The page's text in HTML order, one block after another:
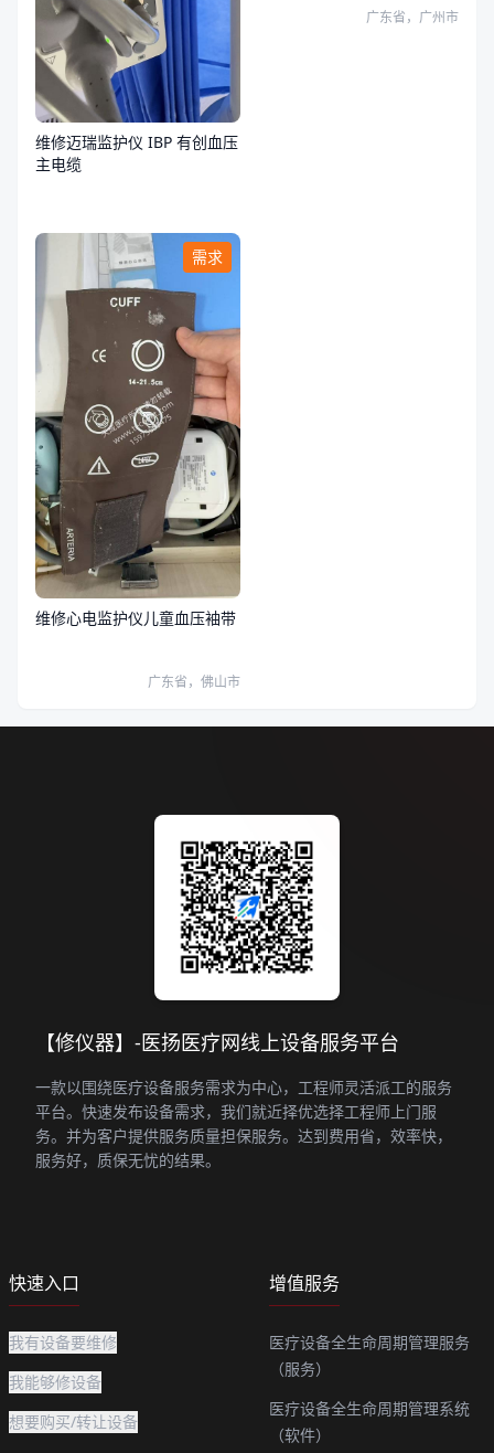
维修迈瑞监护仪 IBP 有创血压
主电缆
广东省，广州市
需求
维修心电监护仪儿童血压袖带
广东省，佛山市
【修仪器】-医扬医疗网线上设备服务平台
一款以围绕医疗设备服务需求为中心，工程师灵活派工的服务
平台。快速发布设备需求，我们就近择优选择工程师上门服
务。并为客户提供服务质量担保服务。达到费用省，效率快，
服务好，质保无忧的结果。
快速入口
我有设备要维修
我能够修设备
想要购买/转让设备
增值服务
医疗设备全生命周期管理服务
（服务）
医疗设备全生命周期管理系统
（软件）